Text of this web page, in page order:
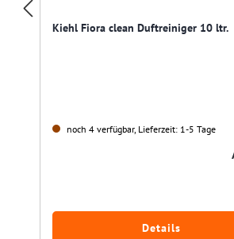
Kiehl Fiora clean Duftreiniger 10 ltr.
noch 4 verfügbar, Lieferzeit: 1-5 Tage
Details